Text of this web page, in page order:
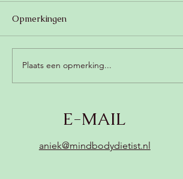
Romige champignonsoep met
(zonder zuivel, vegan) 😍
Opmerkingen
Plaats een opmerking...
E-MAIL
aniek@mindbodydietist.nl